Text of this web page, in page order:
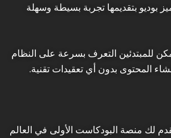
بوديو بتقديمها تجربة بسيطة وسهلة
للمبتدئين التعرف بسرعة على النظام
المحتوى بدون أي تعقيدات تقنية.
لك منصة البودكاست الأولى في العالم